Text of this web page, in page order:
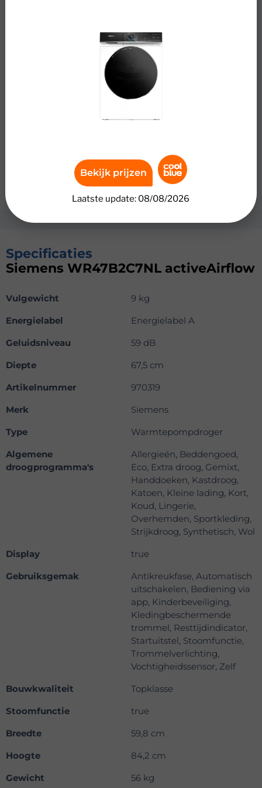
gelijkmatiger en op een extra lage temperatuur droogt.
Zo krimpen je favoriete kledingstukken niet. Met 9
kilogram vulgewicht heb je genoeg ruimte voor grote
ladingen kleding of beddengoed. Duurt het programma
te lang? Met varioSpeed Plus verkort je de droogtijd,
muffe kleding op zonder wasbeurt en verminder je
Daardoor heb je minder onderhoud en blijft de droger
altijd energiezuinig werken. Met energieklasse A bespaar
je bovendien flink op je energierekening.
Specificaties
Siemens WR47B2C7NL activeAirflow
Vulgewicht
9 kg
Energielabel
Energielabel A
Geluidsniveau
59 dB
Diepte
67,5 cm
Artikelnummer
970319
Merk
Siemens
Type
Warmtepompdroger
Algemene
droogprogramma's
Allergieën, Beddengoed,
Eco, Extra droog, Gemixt,
Handdoeken, Kastdroog,
Katoen, Kleine lading, Kort,
Koud, Lingerie,
Overhemden, Sportkleding,
Strijkdroog, Synthetisch, Wol
Display
true
Gebruiksgemak
Antikreukfase, Automatisch
uitschakelen, Bediening via
app, Kinderbeveiliging,
Kledingbeschermende
trommel, Resttijdindicator,
Startuitstel, Stoomfunctie,
Trommelverlichting,
Vochtigheidssensor, Zelf
Bouwkwaliteit
Topklasse
Stoomfunctie
true
Breedte
59,8 cm
Hoogte
84,2 cm
Gewicht
56 kg
Bekijk prijzen
Laatste update: 08/08/2026